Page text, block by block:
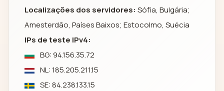
Localizações dos servidores: Sófia, Bulgária;
Amesterdão, Países Baixos; Estocolmo, Suécia
IPs de teste IPv4:
BG: 94.156.35.72
NL: 185.205.211.15
SE: 84.238.133.15